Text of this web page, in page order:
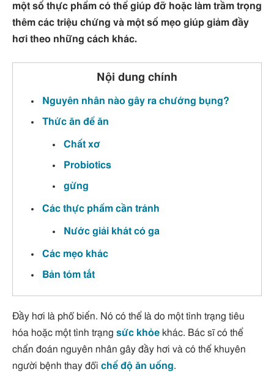
một số thực phẩm có thể giúp đỡ hoặc làm trầm trọng
thêm các triệu chứng và một số mẹo giúp giảm đầy
hơi theo những cách khác.
Nội dung chính
Nguyên nhân nào gây ra chướng bụng?
Thức ăn để ăn
Chất xơ
Probiotics
gừng
Các thực phẩm cần tránh
Nước giải khát có ga
Các mẹo khác
Bản tóm tắt
Đầy hơi là phổ biến. Nó có thể là do một tình trạng tiêu
hóa hoặc một tình trạng sức khỏe khác. Bác sĩ có thể
chẩn đoán nguyên nhân gây đầy hơi và có thể khuyên
người bệnh thay đổi chế độ ăn uống.